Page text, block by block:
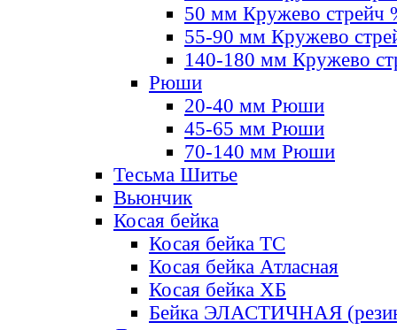
50 мм Кружево стрейч
55-90 мм Кружево
140-180 мм Кружево
Рюши
20-40 мм Рюши
45-65 мм Рюши
70-140 мм Рюши
Тесьма Шитье
Вьюнчик
Косая бейка
Косая бейка ТС
Косая бейка Атласная
Косая бейка ХБ
Бейка ЭЛАСТИЧНАЯ